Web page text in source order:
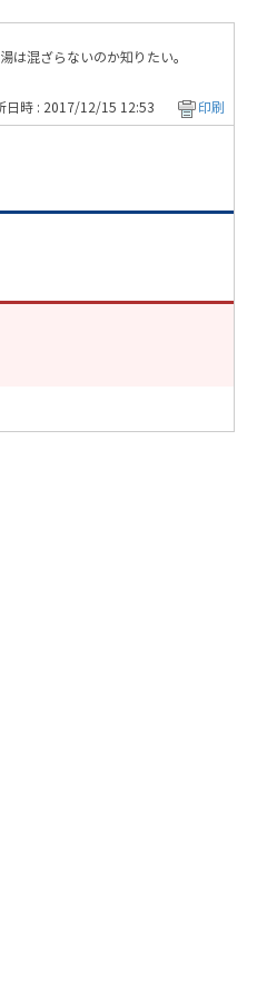
は混ざらないのか知りたい。
日時 : 2017/12/15 12:53 印刷